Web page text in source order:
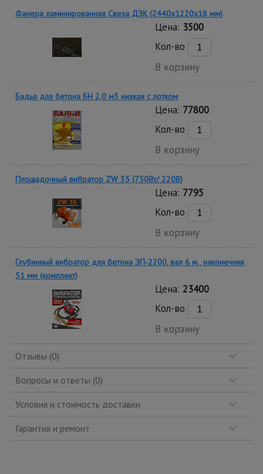
Фанера ламинированная Свеза ДЭК (2440х1220х18 мм)
Цена: 3500
Кол-во
В корзину
Бадья для бетона БН 2,0 м3 низкая с лотком
Цена: 77800
Кол-во
В корзину
Площадочный вибратор ZW 35 (750Вт/ 220В)
Цена: 7795
Кол-во
В корзину
Глубинный вибратор для бетона ЭП-2200, вал 6 м., наконечник
51 мм (комплект)
Цена: 23400
Кол-во
В корзину
Отзывы (0)
Вопросы и ответы (0)
Условия и стоимость доставки
Гарантия и ремонт